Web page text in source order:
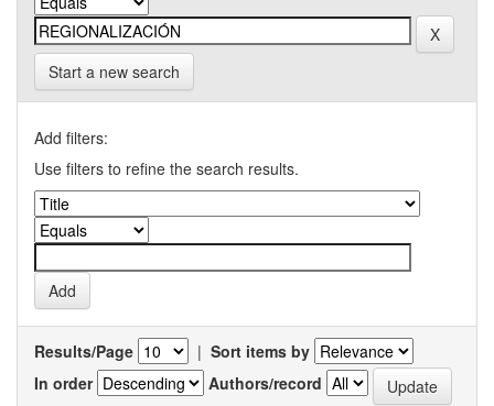
Start a new search
Add filters:
Use filters to refine the search results.
Results/Page | Sort items by
In order
Authors/record